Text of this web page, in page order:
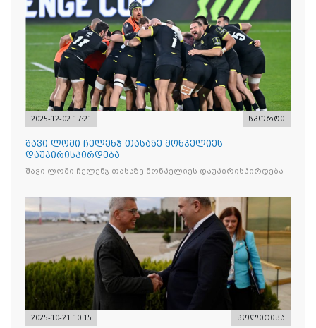
2025-12-02 17:21 სპორტი
შავი ლომი ჩელენჯ თასაზე მონპელიეს
დაუპირისპირდება
შავი ლომი ჩელენჯ თასაზე მონპელიეს დაუპირისპირდება
2025-10-21 10:15 პოლიტიკა